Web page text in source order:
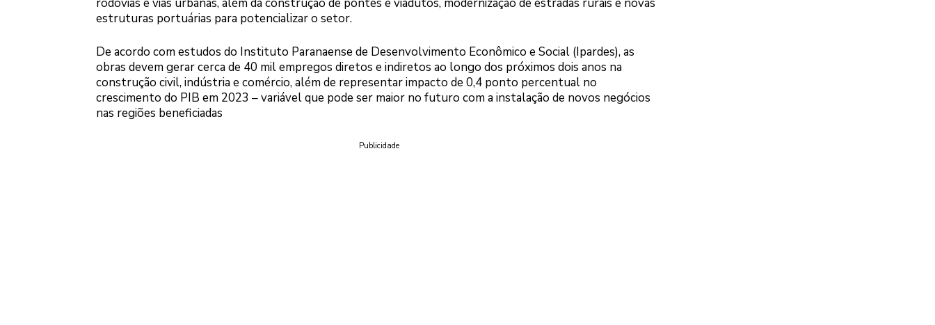
estruturas portuárias para potencializar o setor.
De acordo com estudos do Instituto Paranaense de Desenvolvimento Econômico e Social (Ipardes), as
obras devem gerar cerca de 40 mil empregos diretos e indiretos ao longo dos próximos dois anos na
construção civil, indústria e comércio, além de representar impacto de 0,4 ponto percentual no
crescimento do PIB em 2023 – variável que pode ser maior no futuro com a instalação de novos negócios
nas regiões beneficiadas
Publicidade